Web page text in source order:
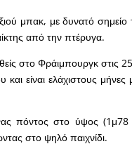
μπακ, με δυνατό σημείο
από την πτέρυγα.
στο Φράιμπουργκ στις
και είναι ελάχιστους
πόντος στο ύψος
στο ψηλό παιχνίδι.